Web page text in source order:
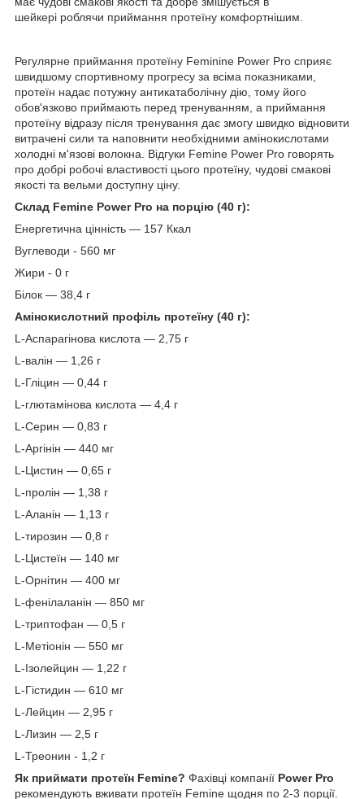
шейкері роблячи приймання протеїну комфортнішим.
Регулярне приймання протеїну Feminine Power Pro сприяє
швидшому спортивному прогресу за всіма показниками,
протеїн надає потужну антикатаболічну дію, тому його
обов'язково приймають перед тренуванням, а приймання
протеїну відразу після тренування дає змогу швидко відновити
витрачені сили та наповнити необхідними амінокислотами
холодні м'язові волокна. Відгуки Femine Power Pro говорять
про добрі робочі властивості цього протеїну, чудові смакові
якості та вельми доступну ціну.
Склад Femine Power Pro на порцію (40 г):
Енергетична цінність — 157 Ккал
Вуглеводи - 560 мг
Жири - 0 г
Білок — 38,4 г
Амінокислотний профіль протеїну (40 г):
L-Аспарагінова кислота — 2,75 г
L-валін — 1,26 г
L-Гліцин — 0,44 г
L-глютамінова кислота — 4,4 г
L-Серин — 0,83 г
L-Аргінін — 440 мг
L-Цистин — 0,65 г
L-пролін — 1,38 г
L-Аланін — 1,13 г
L-тирозин — 0,8 г
L-Цистеїн — 140 мг
L-Орнітин — 400 мг
L-фенілаланін — 850 мг
L-триптофан — 0,5 г
L-Метіонін — 550 мг
L-Ізолейцин — 1,22 г
L-Гістидин — 610 мг
L-Лейцин — 2,95 г
L-Лизин — 2,5 г
L-Треонин - 1,2 г
Як приймати протеїн Femine? Фахівці компанії Power Pro
рекомендують вживати протеїн Femine щодня по 2-3 порції.